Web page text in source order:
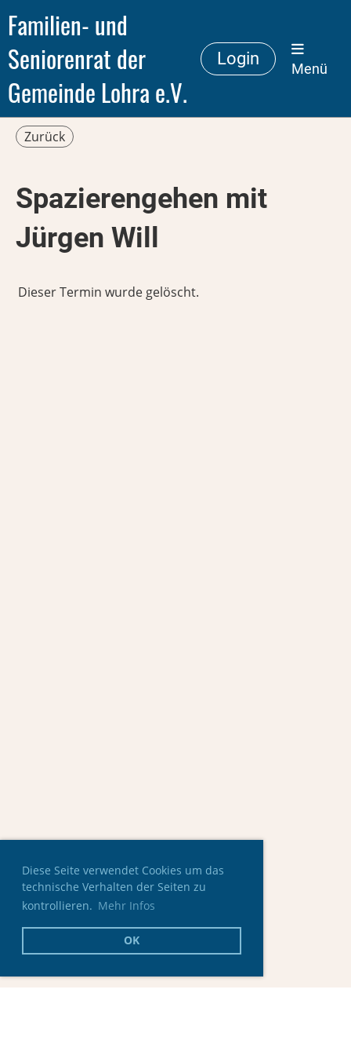
Diese Seite verwendet Cookies um das
technische Verhalten der Seiten zu
kontrollieren. Mehr Infos
OK
Familien- und
Seniorenrat der
Gemeinde Lohra e.V.
Login
Menü
Zurück
Spazierengehen mit
Jürgen Will
Dieser Termin wurde gelöscht.